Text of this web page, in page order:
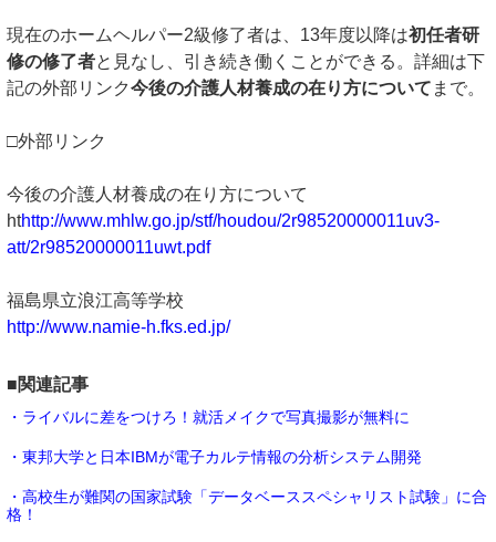
現在のホームヘルパー2級修了者は、13年度以降は初任者研
修の修了者と見なし、引き続き働くことができる。詳細は下
記の外部リンク今後の介護人材養成の在り方について まで。
□外部リンク
今後の介護人材養成の在り方について
hthttp://www.mhlw.go.jp/stf/houdou/2r98520000011uv3-
att/2r98520000011uwt.pdf
福島県立浪江高等学校
http://www.namie-h.fks.ed.jp/
■関連記事
・ライバルに差をつけろ！就活メイクで写真撮影が無料に
・東邦大学と日本IBMが電子カルテ情報の分析システム開発
・高校生が難関の国家試験「データベーススペシャリスト試験」に合
格！